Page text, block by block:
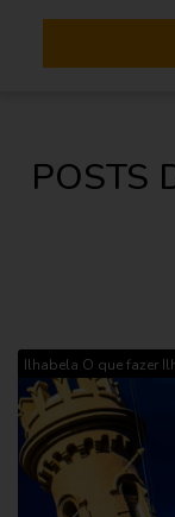
POSTS
Ilhabela O que fazer